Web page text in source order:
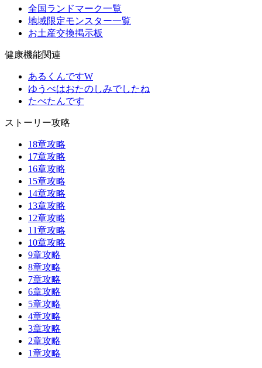
全国ランドマーク一覧
地域限定モンスター一覧
お土産交換掲示板
健康機能関連
あるくんですW
ゆうべはおたのしみでしたね
たべたんです
ストーリー攻略
18章攻略
17章攻略
16章攻略
15章攻略
14章攻略
13章攻略
12章攻略
11章攻略
10章攻略
9章攻略
8章攻略
7章攻略
6章攻略
5章攻略
4章攻略
3章攻略
2章攻略
1章攻略